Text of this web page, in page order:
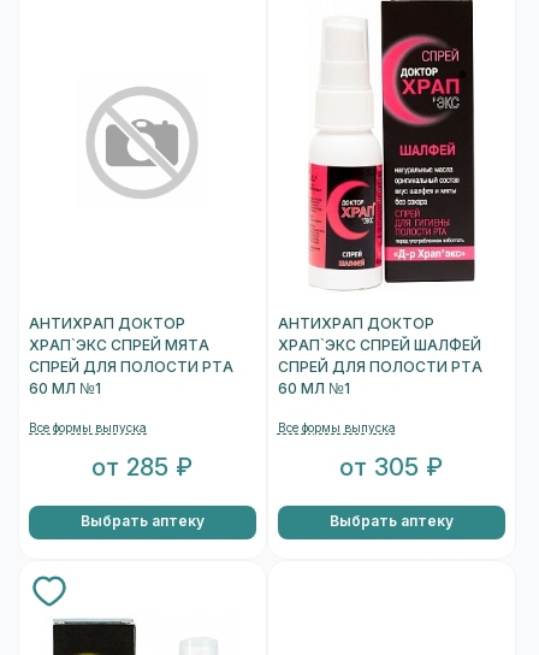
АНТИХРАП ДОКТОР
ХРАП`ЭКС СПРЕЙ МЯТА
СПРЕЙ ДЛЯ ПОЛОСТИ РТА
60 МЛ №1
Все формы выпуска
от 285 ₽
Выбрать аптеку
АНТИХРАП ДОКТОР
ХРАП`ЭКС СПРЕЙ ШАЛФЕЙ
СПРЕЙ ДЛЯ ПОЛОСТИ РТА
60 МЛ №1
Все формы выпуска
от 305 ₽
Выбрать аптеку